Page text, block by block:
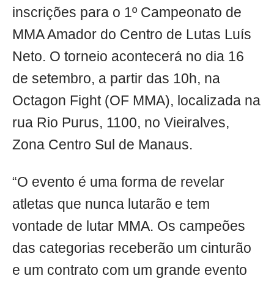
inscrições para o 1º Campeonato de
MMA Amador do Centro de Lutas Luís
Neto. O torneio acontecerá no dia 16
de setembro, a partir das 10h, na
Octagon Fight (OF MMA), localizada na
rua Rio Purus, 1100, no Vieiralves,
Zona Centro Sul de Manaus.
“O evento é uma forma de revelar
atletas que nunca lutarão e tem
vontade de lutar MMA. Os campeões
das categorias receberão um cinturão
e um contrato com um grande evento